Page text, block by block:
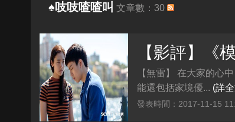
♠吱吱喳喳叫 文章數：30
【無雷】 在大家的心
能還包括家境優... (詳
發表時間：2017-11-15